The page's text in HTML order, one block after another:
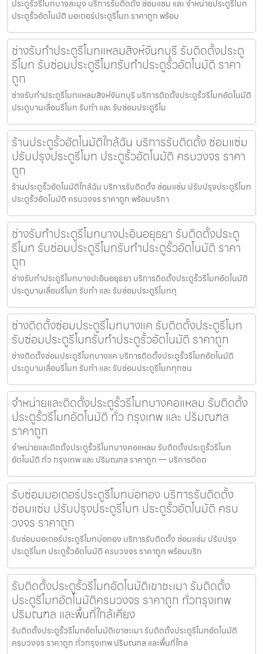
ประตูรั้วรีโมทบางละมุง บริการรับติดตั้ง ซ่อมแซม และ จำหน่ายประตูรีโมท
ประตูรั้วอัตโนมัติ มอเตอร์ประตูรีโมท ราคาถูก พร้อม
ช่างรับทำประตูรีโมทแหลมสิงห์จันทบุรี รับติดตั้งประตู
รีโมท รับซ่อมประตูรีโมทรับทำประตูรั้วอัตโนมัติ ราคา
ถูก
ช่างรับทำประตูรีโมทแหลมสิงห์จันทบุรี บริการติดตั้งประตูรั้วรีโมทอัตโนมัติ
ประตูบานเลื่อนรีโมท รับทำ และ รับซ่อมประตูรีโม
ร้านประตูรั้วอัตโนมัติใกล้ฉัน บริการรับติดตั้ง ซ่อมแซ่ม
ปรับปรุงประตูรีโมท ประตูรั้วอัตโนมัติ ครบวงจร ราคา
ถูก
ร้านประตูรั้วอัตโนมัติใกล้ฉัน บริการรับติดตั้ง ซ่อมแซ่ม ปรับปรุงประตูรีโมท
ประตูรั้วอัตโนมัติ ครบวงจร ราคาถูก พร้อมบริกา
ช่างรับทำประตูรีโมทบางปะอินอยุธยา รับติดตั้งประตู
รีโมท รับซ่อมประตูรีโมทรับทำประตูรั้วอัตโนมัติ ราคา
ถูก
ช่างรับทำประตูรีโมทบางปะอินอยุธยา บริการติดตั้งประตูรั้วรีโมทอัตโนมัติ
ประตูบานเลื่อนรีโมท รับทำ และ รับซ่อมประตูรีโมททุ
ช่างติดตั้งซ่อมประตูรีโมทบางแค รับติดตั้งประตูรีโมท
รับซ่อมประตูรีโมทรับทำประตูรั้วอัตโนมัติ ราคาถูก
ช่างติดตั้งซ่อมประตูรีโมทบางแค บริการติดตั้งประตูรั้วรีโมทอัตโนมัติ
ประตูบานเลื่อนรีโมท รับทำ และ รับซ่อมประตูรีโมททุกชน
จำหน่ายและติดตั้งประตูรั้วรีโมทบางคอแหลม รับติดตั้ง
ประตูรั้วรีโมทอัตโนมัติ ทั่ว กรุงเทพ และ ปริมณฑล
ราคาถูก
จำหน่ายและติดตั้งประตูรั้วรีโมทบางคอแหลม รับติดตั้งประตูรั้วรีโมท
อัตโนมัติ ทั่ว กรุงเทพ และ ปริมณฑล ราคาถูก — บริการติดต
รับซ่อมมอเตอร์ประตูรีโมทบ่อทอง บริการรับติดตั้ง
ซ่อมแซ่ม ปรับปรุงประตูรีโมท ประตูรั้วอัตโนมัติ ครบ
วงจร ราคาถูก
รับซ่อมมอเตอร์ประตูรีโมทบ่อทอง บริการรับติดตั้ง ซ่อมแซ่ม ปรับปรุง
ประตูรีโมท ประตูรั้วอัตโนมัติ ครบวงจร ราคาถูก พร้อมบริก
รับติดตั้งประตูรั้วรีโมทอัตโนมัติเขาชะเมา รับติดตั้ง
ประตูรีโมทอัตโนมัติครบวงจร ราคาถูก ทั่วกรุงเทพ
ปริมณฑล และพื้นที่ใกล้เคียง
รับติดตั้งประตูรั้วรีโมทอัตโนมัติเขาชะเมา รับติดตั้งประตูรีโมทอัตโนมัติ
ครบวงจร ราคาถูก ทั่วกรุงเทพ ปริมณฑล และพื้นที่ใกล